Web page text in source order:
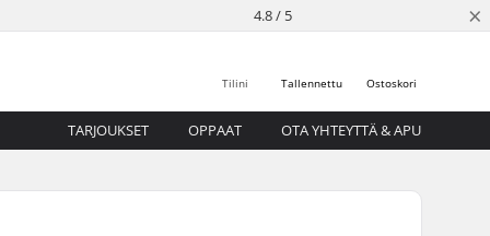
4.8 / 5 ×
Ostoskori
Tallennettu
Tilini
TARJOUKSET OPPAAT OTA YHTEYTTÄ & APU